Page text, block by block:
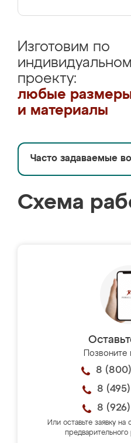
Изготовим по
проекту:
любые
и материалы
Часто задаваемые
Схема
8
8
8
Или оставьте заявку на
предварительного